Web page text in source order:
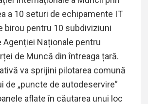
a 10 seturi de echipamente IT
birou pentru 10 subdiviziuni
Agenției Naționale pentru
de Muncă din întreaga țară.
va sprijini pilotarea comună
de „puncte de autodeservire”
aflate în căutarea unui loc